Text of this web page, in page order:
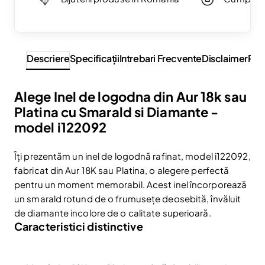
DescriereSpecificaţiiIntrebari FrecventeDisclaimer
Alege Inel de logodna din Aur 18k sau
Platina cu Smarald si Diamante -
model i122092
Îți prezentăm un inel de logodnă rafinat, model i122092,
fabricat din Aur 18K sau Platina, o alegere perfectă
pentru un moment memorabil. Acest inel încorporează
un smarald rotund de o frumusețe deosebită, învăluit
de diamante incolore de o calitate superioară.
Caracteristici distinctive